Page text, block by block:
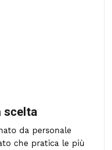
scelta
da personale
che pratica le più